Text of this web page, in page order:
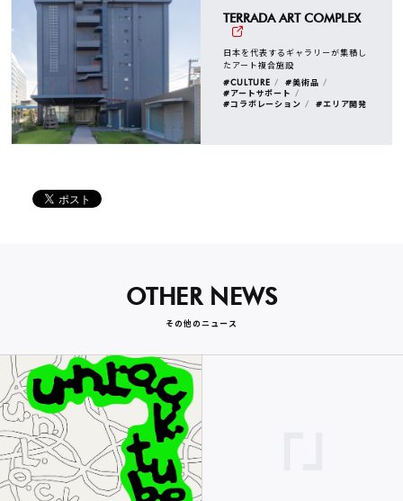
TERRADA ART COMPLEX
日本を代表するギャラリーが集積し
たアート複合施設
#CULTURE
#美術品
#アートサポート
#コラボレーション
#エリア開発
OTHER NEWS
その他のニュース